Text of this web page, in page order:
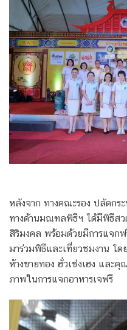
หลังจาก ทางคณะรอง ปลัดกร
ทางด้านมณฑลพิธีฯ ได้มีพิธีสว
สิริมงคล พร้อมด้วยมีการแจก
มาร่วมพิธีและเที่ยวชมงาน โ
ห้างขายทอง ฮั่วเซ่งเฮง แล
ภาพในการแจกอาหารเจฟรี